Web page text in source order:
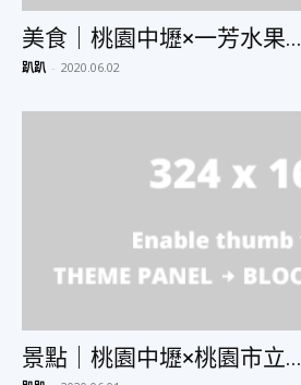
美食｜桃園中壢×一芳水果...
趴趴 - 2020.06.02
景點｜桃園中壢×桃園市立...